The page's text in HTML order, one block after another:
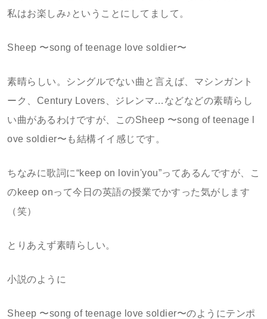
私はお楽しみ♪ということにしてまして。
Sheep 〜song of teenage love soldier〜
素晴らしい。シングルでない曲と言えば、マシンガント
ーク、Century Lovers、ジレンマ…などなどの素晴らし
い曲があるわけですが、このSheep 〜song of teenage l
ove soldier〜も結構イイ感じです。
ちなみに歌詞に“keep on lovin'you”ってあるんですが、こ
のkeep onって今日の英語の授業でかすった気がします
（笑）
とりあえず素晴らしい。
小説のように
Sheep 〜song of teenage love soldier〜のようにテンポ